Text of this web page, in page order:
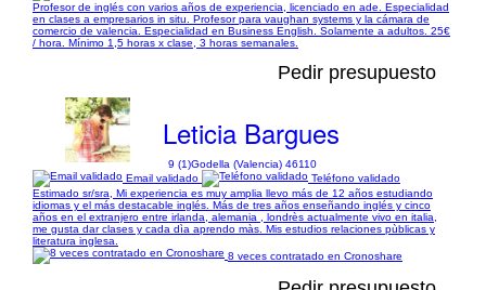
Profesor de inglés con varios años de experiencia, licenciado en ade. Especialidad
en clases a empresarios in situ. Profesor para vaughan systems y la cámara de
comercio de valencia. Especialidad en Business English. Solamente a adultos. 25€
/ hora. Mínimo 1,5 horas x clase, 3 horas semanales.
Pedir presupuesto
Leticia Bargues
9 (1)Godella (Valencia) 46110
Email validado
Teléfono validado
Estimado sr/sra, Mi experiencia es muy amplia llevo más de 12 años estudiando
idiomas y el más destacable inglés. Más de tres años enseñando inglés y cinco
años en el extranjero entre irlanda, alemania , londrès actualmente vivo en italia,
me gusta dar clases y cada dìa aprendo màs. Mis estudios relaciones pùblicas y
literatura inglesa.
8 veces contratado en Cronoshare